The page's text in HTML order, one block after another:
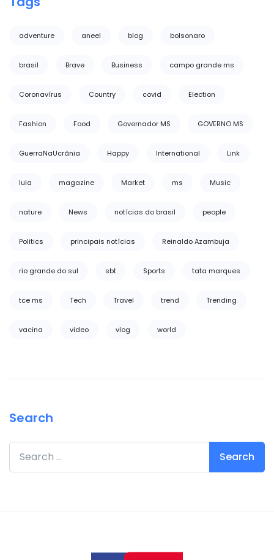
adventure aneel blog bolsonaro
brasil Brave Business campo grande ms
Coronavírus Country covid Election
Fashion Food Governador MS GOVERNO MS
GuerraNaUcrânia Happy International Link
lula magazine Market ms Music
nature News notícias do brasil people
Politics principais notícias Reinaldo Azambuja
rio grande do sul sbt Sports tata marques
tce ms Tech Travel trend Trending
vacina video vlog world
Search
Search for: